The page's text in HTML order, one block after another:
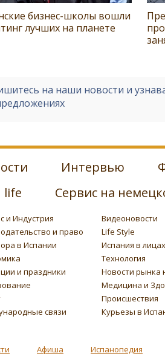
бизнес-школы вошли
лучших на планете
на наши новости и
Интервью
life
Сервис на
и Индустрия Видеоновости
и право
Life Style
в Испании
Испания в лицах
Технология
и праздники
Новости рынка
Медицина и
Происшествия
связи
Курьезы в
Афиша Испанопедия